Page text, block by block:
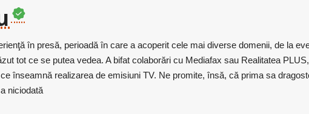
în presă, perioadă în care a acoperit cele mai diverse domenii, de la
tot ce se putea vedea. A bifat colaborări cu Mediafax sau Realitatea
înseamnă realizarea de emisiuni TV. Ne promite, însă, că prima sa
niciodată